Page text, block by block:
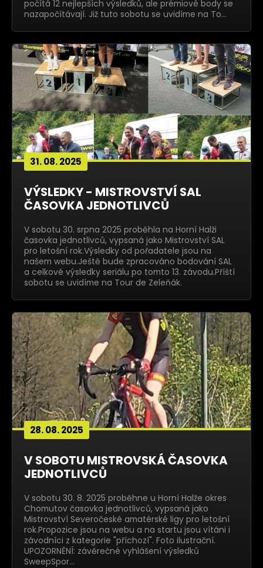
počítá 12 nejlepších výsledků, ale prémiové body se
nazapočítávají. Již tuto sobotu se uvidíme na To…
31. 08. 2025
VÝSLEDKY - MISTROVSTVÍ SAL
ČASOVKA JEDNOTLIVCŮ
V sobotu 30. srpna 2025 proběhla na Horní Halži
časovka jednotlivců, vypsaná jako Mistrovství SAL
pro letošní rok.Výsledky od pořadatele jsou na
našem webu.Ještě bude zpracováno bodování SAL
a celkové výsledky seriálu po tomto 13. závodu.Příští
sobotu se uvidíme na Tour de Zeleňák.
28. 08. 2025
V SOBOTU MISTROVSKÁ ČASOVKA
JEDNOTLIVCŮ
V sobotu 30. 8. 2025 proběhne u Horní Halže okres
Chomutov časovka jednotlivců, vypsaná jako
Mistrovství Severočeské amatérské ligy pro letošní
rok.Propozice jsou na webu a na startu jsou vítáni i
závodníci z kategorie "příchozí". Foto ilustrační.
UPOZORNĚNÍ: závěrečné vyhlášení výsledků
SweepSpor…